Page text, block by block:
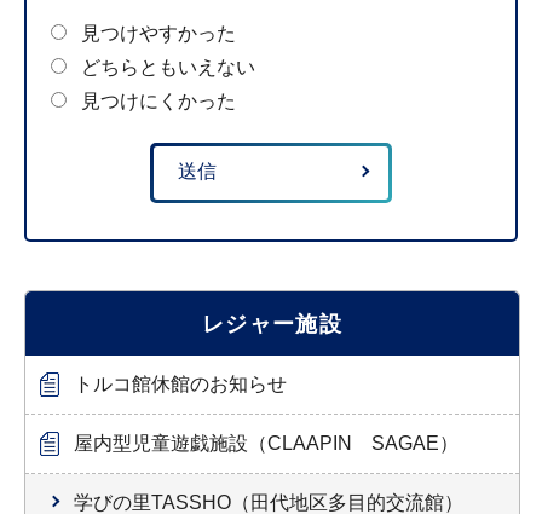
見つけやすかった
どちらともいえない
見つけにくかった
レジャー施設
トルコ館休館のお知らせ
屋内型児童遊戯施設（CLAAPIN SAGAE）
学びの里TASSHO（田代地区多目的交流館）